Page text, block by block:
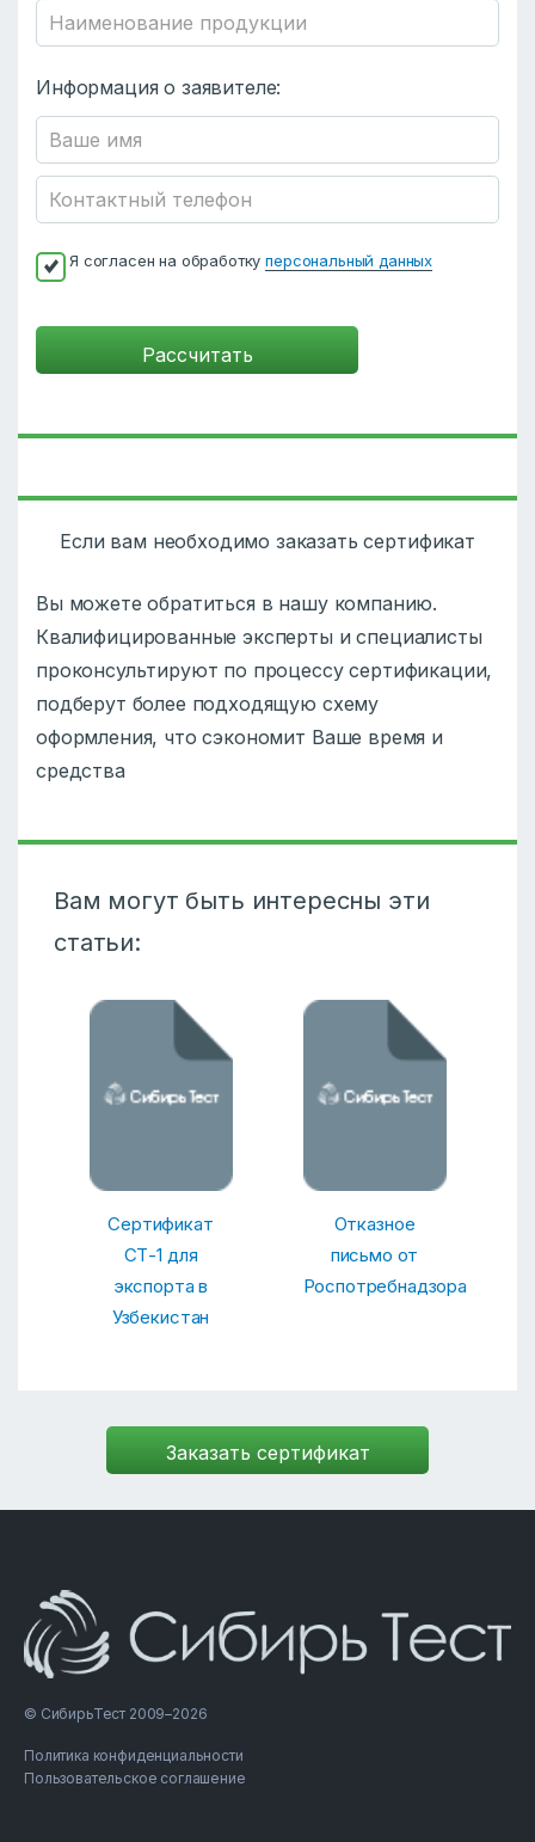
Информация о заявителе:
Я согласен на обработкуперсональный данных
Если вам необходимо заказать сертификат
Вы можете обратиться в нашу компанию.
Квалифицированные эксперты и специалисты
проконсультируют по процессу сертификации,
подберут более подходящую схему
оформления, что сэкономит Ваше время и
средства
Вам могут быть интересны эти
статьи:
Сертификат
СТ-1 для
экспорта в
Узбекистан
Отказное
письмо от
Роспотребнадзора
© СибирьТест 2009–2026
Политика конфиденциальности
Пользовательское соглашение